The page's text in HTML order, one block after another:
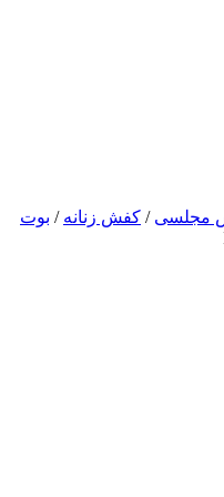
مجلسی / کفش زنانه / بوت